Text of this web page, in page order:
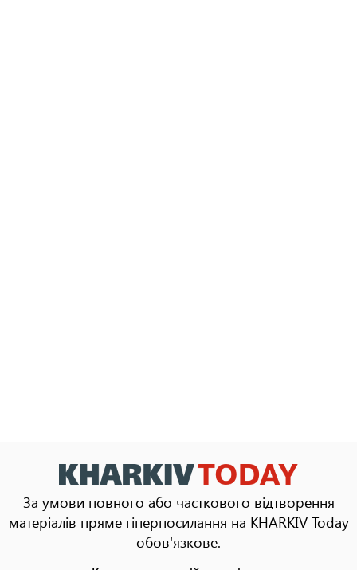
За умови повного або часткового відтворення
матеріалів пряме гіперпосилання на KHARKIV Today
обов'язкове.